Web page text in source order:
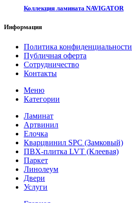
Коллекция ламината NAVIGATOR
Информация
Политика конфиденциальности
Публичная оферта
Сотрудничество
Контакты
Меню
Категории
Ламинат
Артвинил
Елочка
Кварцвинил SPC (Замковый)
ПВХ-плитка LVT (Клеевая)
Паркет
Линолеум
Двери
Услуги